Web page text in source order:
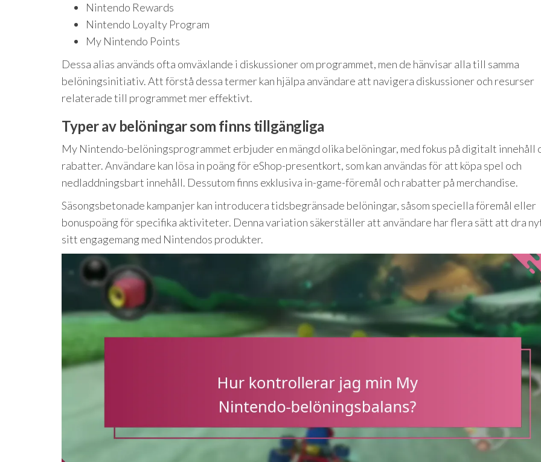
Nintendo Rewards
Nintendo Loyalty Program
My Nintendo Points
Dessa alias används ofta omväxlande i diskussioner om programmet, men de hänvisar alla till samma
belöningsinitiativ. Att förstå dessa termer kan hjälpa användare att navigera diskussioner och resurser
relaterade till programmet mer effektivt.
Typer av belöningar som finns tillgängliga
My Nintendo-belöningsprogrammet erbjuder en mängd olika belöningar, med fokus på digitalt innehåll
rabatter. Användare kan lösa in poäng för eShop-presentkort, som kan användas för att köpa spel och
nedladdningsbart innehåll. Dessutom finns exklusiva in-game-föremål och rabatter på merchandise.
Säsongsbetonade kampanjer kan introducera tidsbegränsade belöningar, såsom speciella föremål eller
bonuspoäng för specifika aktiviteter. Denna variation säkerställer att användare har flera sätt att dra
sitt engagemang med Nintendos produkter.